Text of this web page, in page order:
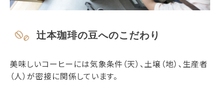
辻本珈琲の豆へのこだわり
美味しいコーヒーには気象条件（天）、土壌（地）、生産者
（人）が密接に関係しています。